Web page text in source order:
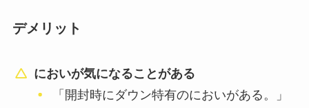
デメリット
においが気になることがある
「開封時にダウン特有のにおいがある。」